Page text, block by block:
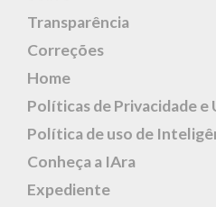
Transparência
Correções
Home
Políticas de Privacidade e
Política de uso de
Conheça a IAra
Expediente